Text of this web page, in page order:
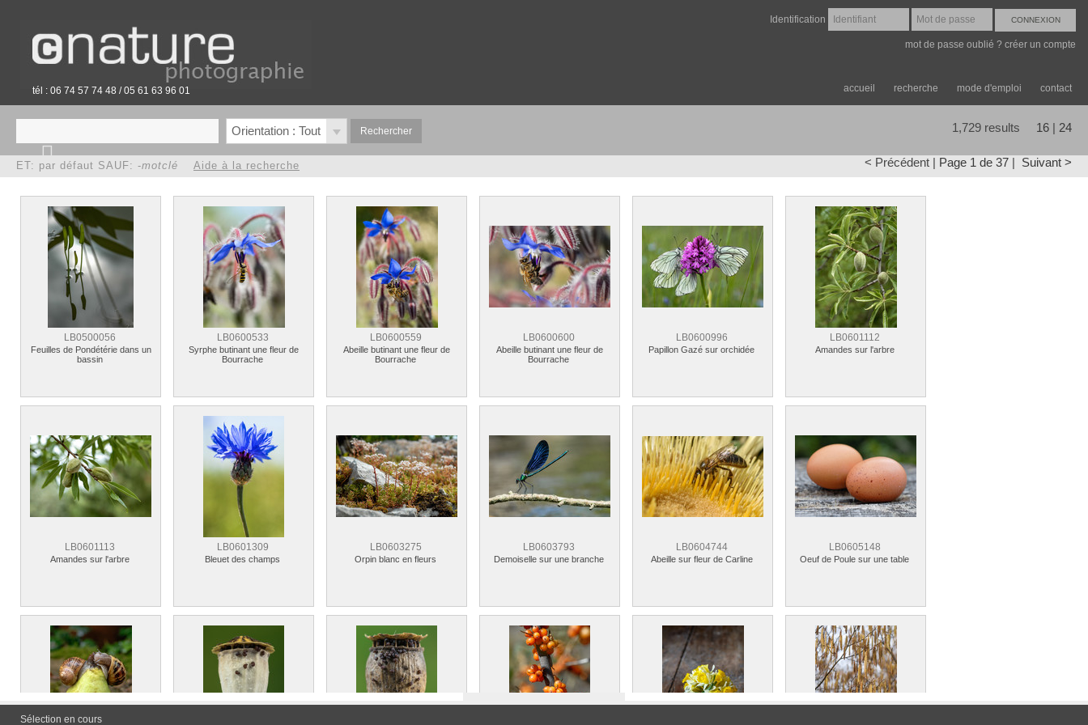
Identification
mot de passe oublié ? créer un compte
accueil recherche mode d'emploi contact
tél : 06 74 57 74 48 / 05 61 63 96 01
Orientation : Tout
ET: par défaut SAUF: -motclé Aide à la recherche
1,729 results 16 | 24
< Précédent | Page 1 de 37 | Suivant >
LB0500056
Feuilles de Pondétérie dans un
bassin
LB0600533
Syrphe butinant une fleur de
Bourrache
LB0600559
Abeille butinant une fleur de
Bourrache
LB0600600
Abeille butinant une fleur de
Bourrache
LB0600996
Papillon Gazé sur orchidée
LB0601112
Amandes sur l'arbre
LB0601113
Amandes sur l'arbre
LB0601309
Bleuet des champs
LB0603275
Orpin blanc en fleurs
LB0603793
Demoiselle sur une branche
LB0604744
Abeille sur fleur de Carline
LB0605148
Oeuf de Poule sur une table
Sélection en cours